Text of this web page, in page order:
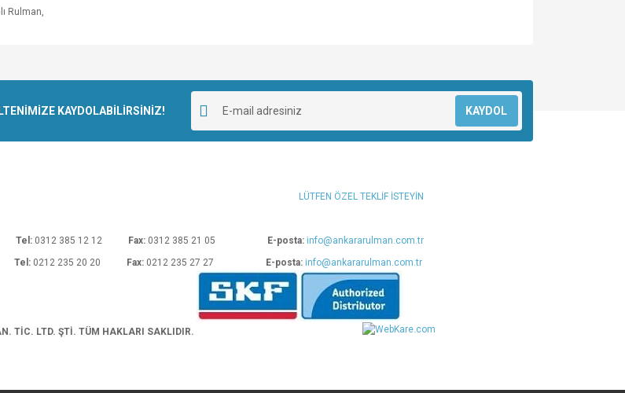
Rulman,
KAYDOLABİLİRSİNİZ! KAYDOL
LÜTFEN ÖZEL TEKLİF İSTEYİN
Tel: 0312 385 12 12 Fax: 0312 385 21 05 E-posta: info@ankararulman.com.tr
Tel: 0212 235 20 20 Fax: 0212 235 27 27 E-posta: info@ankararulman.com.tr
TİC. LTD. ŞTİ. TÜM HAKLARI SAKLIDIR.